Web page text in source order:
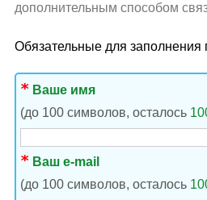
дополнительным способом
Обязательные для заполнения
Ваше имя
(до 100 символов, осталось
Ваш e-mail
(до 100 символов, осталось